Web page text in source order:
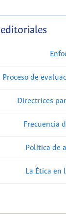
Proceso de
Directrices
Frecuencia
Política de
La Ética en